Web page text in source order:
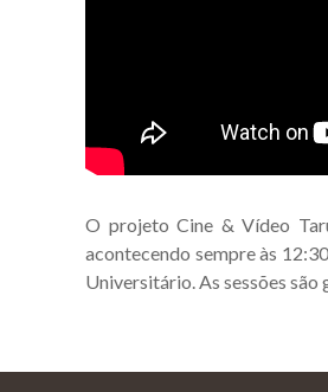
O projeto Cine & Vídeo
acontecendo sempre às
Universitário. As sessões